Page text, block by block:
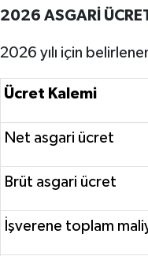
2026 ASGARİ
2026 yılı için
Ücret Kalemi
Net asgari ücret
Brüt asgari ücret
İşverene toplam